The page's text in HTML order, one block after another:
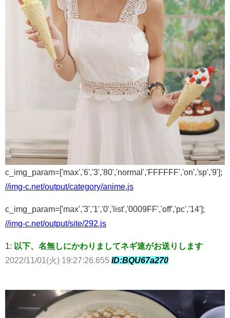
c_img_param=['max','6','3','80','normal','FFFFFF','on','sp','9'];
//img-c.net/output/category/anime.js
c_img_param=['max','3','1','0','list','0009FF','off','pc','14'];
//img-c.net/output/site/292.js
1: 以下、名無しにかわりましてネギ速がお送りします
2022/11/01(火) 19:27:26.655 ID:BQU67a270